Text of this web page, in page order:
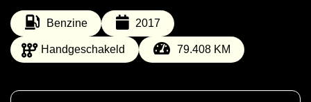
Benzine 2017
Handgeschakeld 79.408 KM